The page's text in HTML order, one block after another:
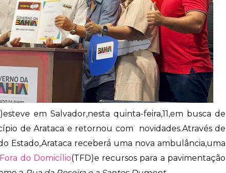
em Salvador,nesta quinta-feira,11,em busca de
de Arataca e retornou com novidades.Através de
Estado,Arataca receberá uma nova ambulância,uma
do Domicílio(TFD)e recursos para a pavimentação